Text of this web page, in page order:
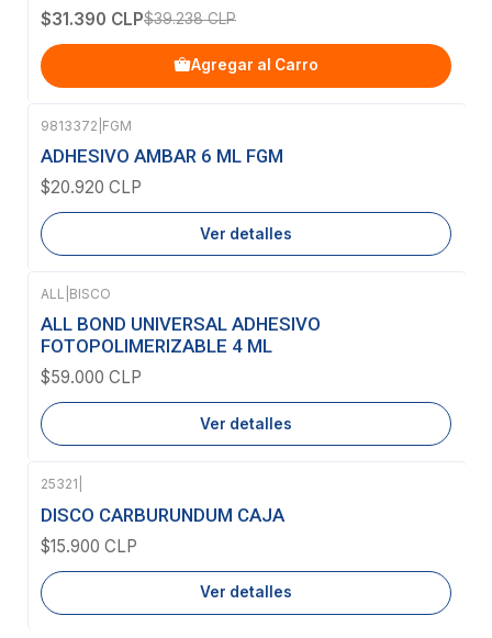
$31.390 CLP$39.238 CLP
Agregar al Carro
Agotado
9813372 FGM
ADHESIVO AMBAR 6 ML FGM
$20.920 CLP
Ver detalles
Agotado
ALL BISCO
ALL BOND UNIVERSAL ADHESIVO
FOTOPOLIMERIZABLE 4 ML
$59.000 CLP
Ver detalles
Agotado
25321
DISCO CARBURUNDUM CAJA
$15.900 CLP
Ver detalles